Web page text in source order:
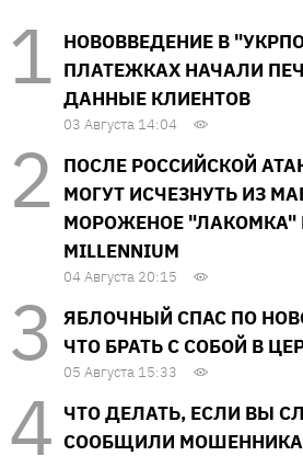
НОВОВВЕДЕНИЕ В
ПЛАТЕЖКАХ НАЧАЛИ
ДАННЫЕ КЛИЕНТОВ
03 Августа 14:04
ПОСЛЕ РОССИЙСКОЙ
МОГУТ ИСЧЕЗНУТЬ ИЗ
МОРОЖЕНОЕ "ЛАКОМКА"
MILLENNIUM
04 Августа 20:15
ЯБЛОЧНЫЙ СПАС ПО
ЧТО БРАТЬ С СОБОЙ В
05 Августа 15:33
ЧТО ДЕЛАТЬ, ЕСЛИ ВЫ
СООБЩИЛИ